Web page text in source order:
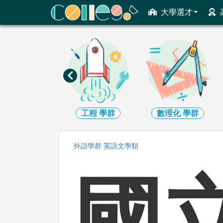
大學選才
ColleGo! 大學選才與高中育才輔助系統
工程 學群 數理化學群
外語學群 英語文學類